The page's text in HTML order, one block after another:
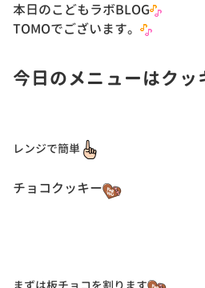
本日のこどもラボBLOG
TOMOでございます。
今日のメニューはクッ
レンジで簡単
チョコクッキー